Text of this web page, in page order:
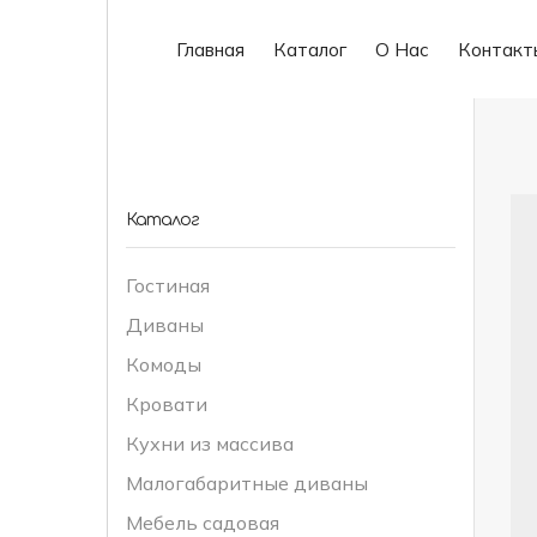
Главная Каталог О Нас
Каталог
Гостиная
Диваны
Комоды
Кровати
Кухни из массива
Малогабаритные диваны
Мебель садовая